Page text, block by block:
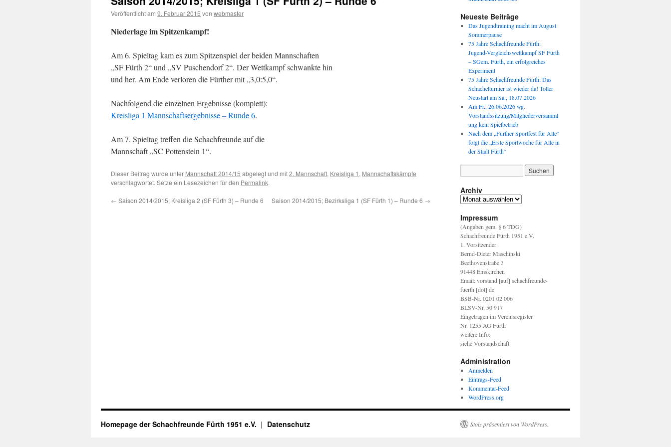
Veröffentlicht am 9. Februar 2015 von webmaster
Niederlage im Spitzenkampf!
Am 6. Spieltag kam es zum Spitzenspiel der beiden Mannschaften
„SF Fürth 2“ und „SV Puschendorf 2“. Der Wettkampf schwankte hin
und her. Am Ende verloren die Fürther mit „3,0:5,0“.
Nachfolgend die einzelnen Ergebnisse (komplett):
Kreisliga 1 Mannschaftsergebnisse – Runde 6.
Am 7. Spieltag treffen die Schachfreunde auf die
Mannschaft „SC Pottenstein 1“.
Dieser Beitrag wurde unter Mannschaft 2014/15 abgelegt und mit2. Mannschaft, Kreisliga 1 , Mannschaftskämpfe
verschlagwortet. Setze ein Lesezeichen für den Permalink.
← Saison 2014/2015; Kreisliga 2 (SF Fürth 3) – Runde 6 Saison 2014/2015; Bezirksliga 1 (SF Fürth 1) – Runde 6 →
Neueste Beiträge
Das Jugendtraining macht im August
Sommerpause
75 Jahre Schachfreunde Fürth:
Jugend-Vergleichswettkampf SF Fürth
– SGem. Fürth, ein erfolgreiches
Experiment
75 Jahre Schachfreunde Fürth: Das
Schachelturnier ist wieder da! Toller
Neustart am Sa., 18.07.2026
Am Fr., 26.06.2026 wg.
Vorstandssitzung/Mitgliederversamml
ung kein Spielbetrieb
Nach dem „Fürther Sportfest für Alle“
folgt die „Erste Sportwoche für Alle in
der Stadt Fürth“
Archiv
Archiv
Impressum
(Angaben gem. § 6 TDG)
Schachfreunde Fürth 1951 e.V.
1. Vorsitzender
Bernd-Dieter Maschinski
Beethovenstraße 3
91448 Emskirchen
Email: vorstand [auf] schachfreunde-
fuerth [dot] de
BSB-Nr. 0201 02 006
BLSV-Nr. 50 917
Eingetragen im Vereinsregister
Nr. 1255 AG Fürth
weitere Info:
siehe Vorstandschaft
Administration
Anmelden
Eintrags-Feed
Kommentar-Feed
WordPress.org
Homepage der Schachfreunde Fürth 1951 e.V. Datenschutz Stolz präsentiert von WordPress.